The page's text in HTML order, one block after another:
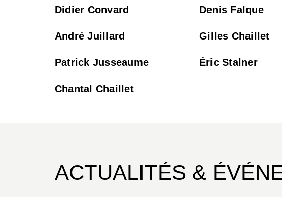
Didier Convard Denis Falque
André Juillard Gilles Chaillet
Patrick Jusseaume Éric Stalner
Chantal Chaillet
ACTUALITÉS &